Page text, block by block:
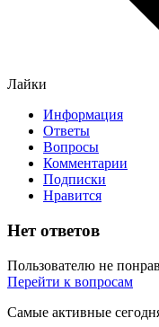
Лайки
Информация
Ответы
Вопросы
Комментарии
Подписки
Нравится
Нет ответов
Пользователю не
Перейти к вопросам
Самые активные